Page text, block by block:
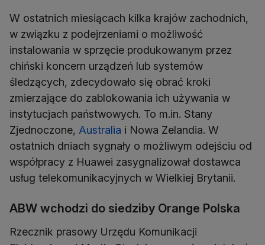
W ostatnich miesiącach kilka krajów zachodnich,
w związku z podejrzeniami o możliwość
instalowania w sprzęcie produkowanym przez
chiński koncern urządzeń lub systemów
śledzących, zdecydowało się obrać kroki
zmierzające do zablokowania ich używania w
instytucjach państwowych. To m.in. Stany
Zjednoczone, Australia i Nowa Zelandia. W
ostatnich dniach sygnały o możliwym odejściu od
współpracy z Huawei zasygnalizował dostawca
usług telekomunikacyjnych w Wielkiej Brytanii.
ABW wchodzi do siedziby Orange Polska
Rzecznik prasowy Urzędu Komunikacji